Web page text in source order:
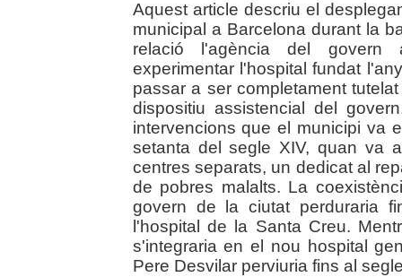
Aquest article descriu el
municipal a Barcelona durant la
relació l'agència del govern
experimentar l'hospital fundat
passar a ser completament
dispositiu assistencial del
intervencions que el municipi va
setanta del segle XIV, quan va
centres separats, un dedicat al
de pobres malalts. La
govern de la ciutat perduraria
l'hospital de la Santa Creu.
s'integraria en el nou hospital
Pere Desvilar perviuria fins al